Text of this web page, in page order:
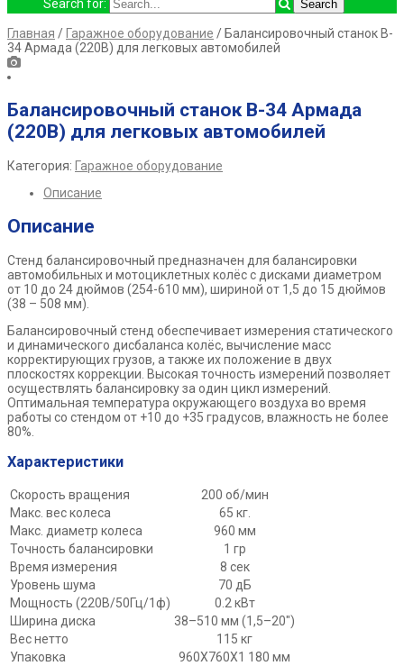
Search for:
Главная / Гаражное оборудование / Балансировочный станок B-
34 Армада (220В) для легковых автомобилей
Балансировочный станок B-34 Армада
(220В) для легковых автомобилей
Категория: Гаражное оборудование
Описание
Описание
Стенд балансировочный предназначен для балансировки
автомобильных и мотоциклетных колёс с дисками диаметром
от 10 до 24 дюймов (254-610 мм), шириной от 1,5 до 15 дюймов
(38 – 508 мм).
Балансировочный стенд обеспечивает измерения статического
и динамического дисбаланса колёс, вычисление масс
корректирующих грузов, а также их положение в двух
плоскостях коррекции. Высокая точность измерений позволяет
осуществлять балансировку за один цикл измерений.
Оптимальная температура окружающего воздуха во время
работы со стендом от +10 до +35 градусов, влажность не более
80%.
Характеристики
Скорость вращения
200 об/мин
Макс. вес колеса
65 кг.
Макс. диаметр колеса
960 мм
Точность балансировки
1 гр
Время измерения
8 сек
Уровень шума
70 дБ
Мощность (220В/50Гц/1ф)
0.2 кВт
Ширина диска
38–510 мм (1,5–20″)
Вес нетто
115 кг
Упаковка
960X760X1 180 мм